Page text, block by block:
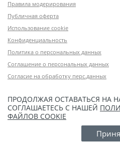
Правила модерирования
Публичная оферта
Использование cookie
Конфиденциальность
Политика о персональных данных
Соглашение о персональных данных
Согласие на обработку перс.данных
ПРОДОЛЖАЯ ОСТАВАТЬСЯ НА
СОГЛАШАЕТЕСЬ С НАШЕЙ
ФАЙЛОВ COOKIE